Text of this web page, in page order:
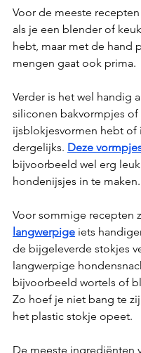
Voor de meeste
als je een blender of
hebt, maar met de hand
mengen gaat ook prima.
Verder is het wel handig
siliconen bakvormpjes of
ijsblokjesvormen hebt of
dergelijks. Deze
bijvoorbeeld wel erg
hondenijsjes in te maken.
Voor sommige recepten
langwerpige iets
de bijgeleverde stokjes
langwerpige
bijvoorbeeld wortels of
Zo hoef je niet bang te
het plastic stokje opeet.
De meeste ingrediënten